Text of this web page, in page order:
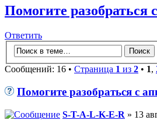
Помогите
Ответить
Сообщений: 16 • Страница 1 из 2 • 1,
Помогите разобраться с
S-T-A-L-K-E-R » 13